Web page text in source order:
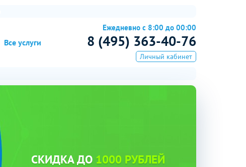
Все услуги
Ежедневно с 8:00 до 00:00
8 (495) 363-40-76
Личный кабинет
СКИДКА ДО 1000 РУБЛЕЙ